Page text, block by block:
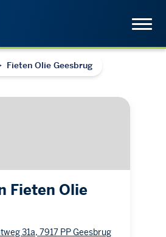
Fieten Olie Geesbrug
Fieten Olie
31a, 7917 PP Geesbrug